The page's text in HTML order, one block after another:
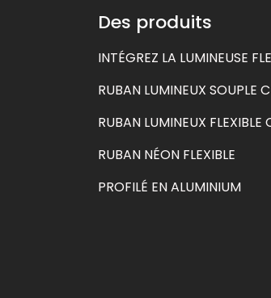
Des produits
INTÉGREZ LA LUMINEUSE
RUBAN LUMINEUX SOUPLE
RUBAN LUMINEUX FLEXIBLE
RUBAN NÉON FLEXIBLE
PROFILÉ EN ALUMINIUM